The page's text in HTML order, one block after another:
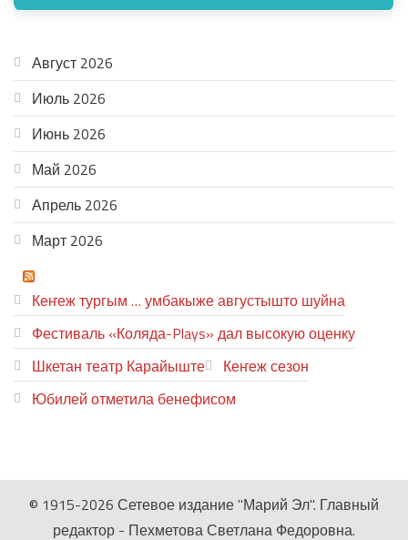
Август 2026
Июль 2026
Июнь 2026
Май 2026
Апрель 2026
Март 2026
Кеҥеж тургым … умбакыже августышто шуйна
Фестиваль «Коляда-Plays» дал высокую оценку
Шкетан театр Карайыште
Кеҥеж сезон
Юбилей отметила бенефисом
© 1915-2026 Сетевое издание "Марий Эл". Главный
редактор - Пехметова Светлана Федоровна.